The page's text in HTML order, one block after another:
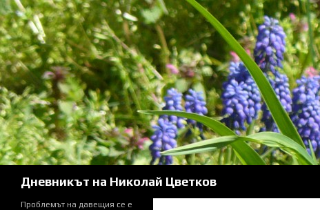
Skip
to
content
Дневникът на Николай Цветков
Проблемът на давещия се е